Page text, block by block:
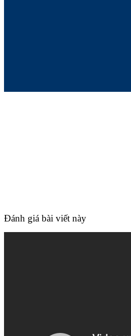
Đánh giá bài viết này